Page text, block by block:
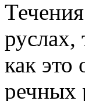
как
речных